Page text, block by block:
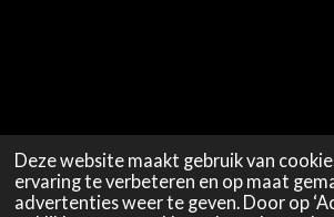
Deze website maakt gebruik van
ervaring te verbeteren en op maat
advertenties weer te geven. Door op